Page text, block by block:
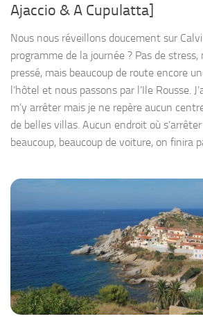
Ajaccio & A Cupulatta]
Nous nous réveillons doucement sur
programme de la journée ? Pas de
pressé, mais beaucoup de route encore
l’hôtel et nous passons par l’Ile Rousse.
m’y arrêter mais je ne repère aucun
de belles villas. Aucun endroit où
beaucoup, beaucoup de voiture, on finira